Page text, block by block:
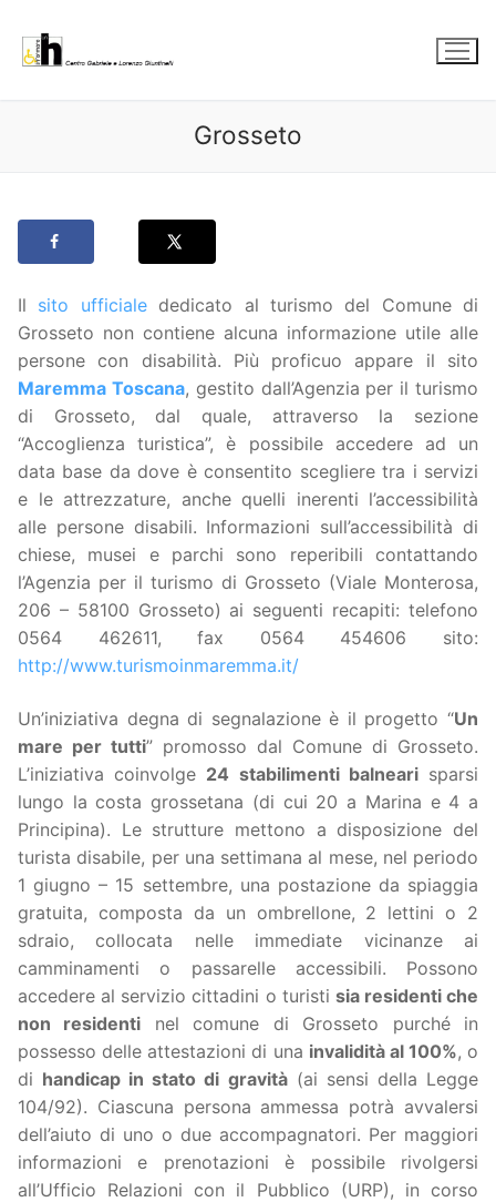
contenuto
Grosseto
Il sito ufficialededicato al turismo del Comune di
Grosseto non contiene alcuna informazione utile alle
persone con disabilità. Più proficuo appare il sito
Maremma Toscana, gestito dall’Agenzia per il turismo
di Grosseto, dal quale, attraverso la sezione
“Accoglienza turistica”, è possibile accedere ad un
data base da dove è consentito scegliere tra i servizi
e le attrezzature, anche quelli inerenti l’accessibilità
alle persone disabili. Informazioni sull’accessibilità di
chiese, musei e parchi sono reperibili contattando
l’Agenzia per il turismo di Grosseto (Viale Monterosa,
206 – 58100 Grosseto) ai seguenti recapiti: telefono
0564 462611, fax 0564 454606 sito:
http://www.turismoinmaremma.it/
Un’iniziativa degna di segnalazione è il progetto “Un
mare per tutti” promosso dal Comune di Grosseto.
L’iniziativa coinvolge 24 stabilimenti balnearisparsi
lungo la costa grossetana (di cui 20 a Marina e 4 a
Principina). Le strutture mettono a disposizione del
turista disabile, per una settimana al mese, nel periodo
1 giugno – 15 settembre, una postazione da spiaggia
gratuita, composta da un ombrellone, 2 lettini o 2
sdraio, collocata nelle immediate vicinanze ai
camminamenti o passarelle accessibili. Possono
accedere al servizio cittadini o turisti sia residenti che
non residenti nel comune di Grosseto purché in
possesso delle attestazioni di una invalidità al 100%, o
di handicap in stato di gravità(ai sensi della Legge
104/92). Ciascuna persona ammessa potrà avvalersi
dell’aiuto di uno o due accompagnatori. Per maggiori
informazioni e prenotazioni è possibile rivolgersi
all’Ufficio Relazioni con il Pubblico (URP), in corso